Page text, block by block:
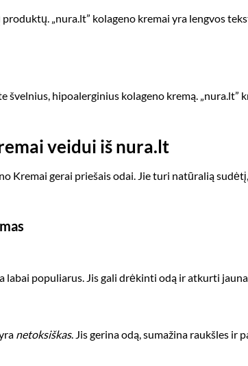
„nura.lt” kolageno kremai yra lengvos
švelnius, hipoalerginius kolageno kremą. „nura.lt”
veidui iš nura.lt
Kremai gerai priešais odai. Jie turi natūralią
labai populiarus. Jis gali drėkinti odą ir atkurti
netoksiškas. Jis gerina odą, sumažina raukšles ir